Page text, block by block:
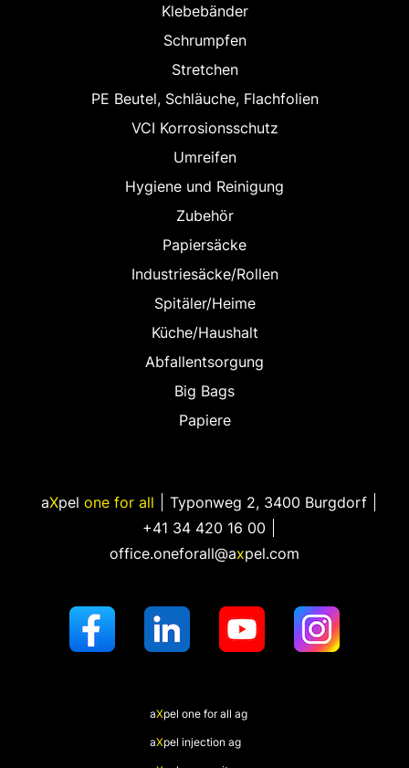
Klebebänder
Schrumpfen
Stretchen
PE Beutel, Schläuche, Flachfolien
VCI Korrosionsschutz
Umreifen
Hygiene und Reinigung
Zubehör
Papiersäcke
Industriesäcke/Rollen
Spitäler/Heime
Küche/Haushalt
Abfallentsorgung
Big Bags
Papiere
aXpel one for all Typonweg 2, 3400 Burgdorf
+41 34 420 16 00
office.oneforall@axpel.com
aXpel one for all ag
aXpel injection ag